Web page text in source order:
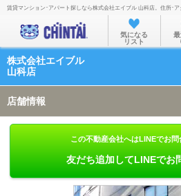
お部屋を探す
沿線・
通勤通
物件特
気になる
リスト
株式会社エイブル
山科店
店舗情報
この不動産会社へはLINEでお問
友だち追加してLINEでお